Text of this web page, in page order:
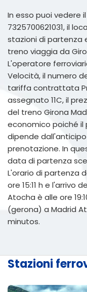
In esso puoi vedere
7325700621031, il
stazioni di partenza
treno viaggia da
L'operatore
Velocità, il numero
tariffa contrattata
assegnato 11C, il
del treno Girona
economico poiché
dipende
prenotazione. In
data di partenza
L'orario di partenza
ore 15:11 h e l'arrivo
Atocha è alle ore
(gerona) a Madrid
minutos.
Stazioni